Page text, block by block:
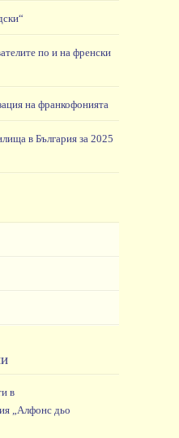
по и на френски
на франкофонията
в България за 2025
в
„Алфонс дьо